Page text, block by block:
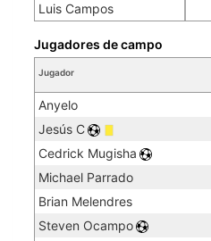
Luis Campos
Jugador
Anyelo
Jesús C
Cedrick Mugisha
Michael Parrado
Brian Melendres
Steven Ocampo
Jugadores de campo